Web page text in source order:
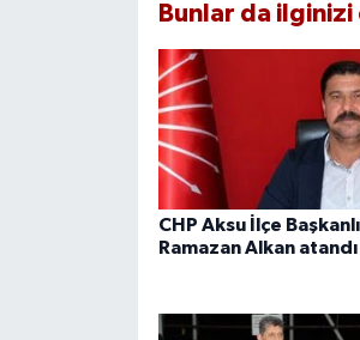
Bunlar da
CHP Aksu İlçe
Ramazan Alkan atandı